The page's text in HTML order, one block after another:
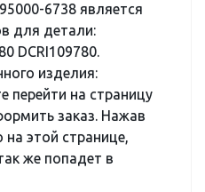
6738 является
для детали:
DCRI109780.
изделия:
перейти на страницу
заказ. Нажав
этой странице,
же попадет в